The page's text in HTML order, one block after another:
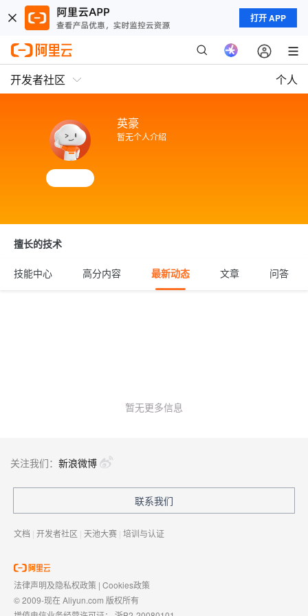
打开 APP
开发者社区 个人
英豪
暂无个人介绍
擅长的技术
技能中心 高分内容 最新动态 文章 问答
暂无更多信息
关注我们： 新浪微博
联系我们
文档 | 开发者社区 | 天池大赛 | 培训与认证
法律声明及隐私权政策 | Cookies政策
© 2009-现在 Aliyun.com 版权所有